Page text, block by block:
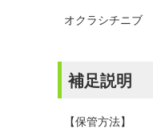
オクラシチニブ
補足説明
【保管方法】